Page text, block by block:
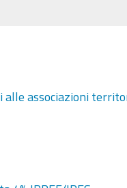
alle associazioni